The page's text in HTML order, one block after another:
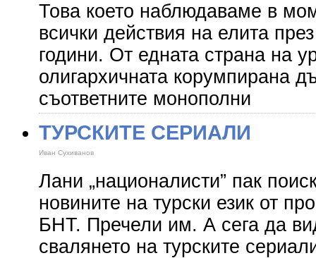
Това което наблюдаваме в
всички действия на елита
години. От едната страна на
олигархичната корумпирана
съответните монополни
ТУРСКИТЕ СЕРИАЛИ
Иван Сухиванов
Лани „националисти” пак
новините на турски език от
БНТ. Пречели им. А сега да
свалянето на турските